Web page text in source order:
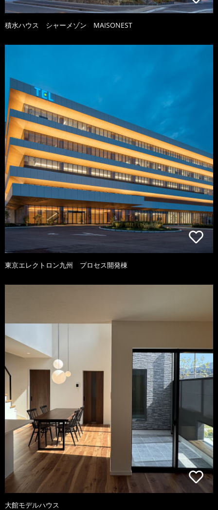
積水ハウス シャーメゾン MAISONEST
東京エレクトロン九州 プロセス開発棟
大館モデルハウス